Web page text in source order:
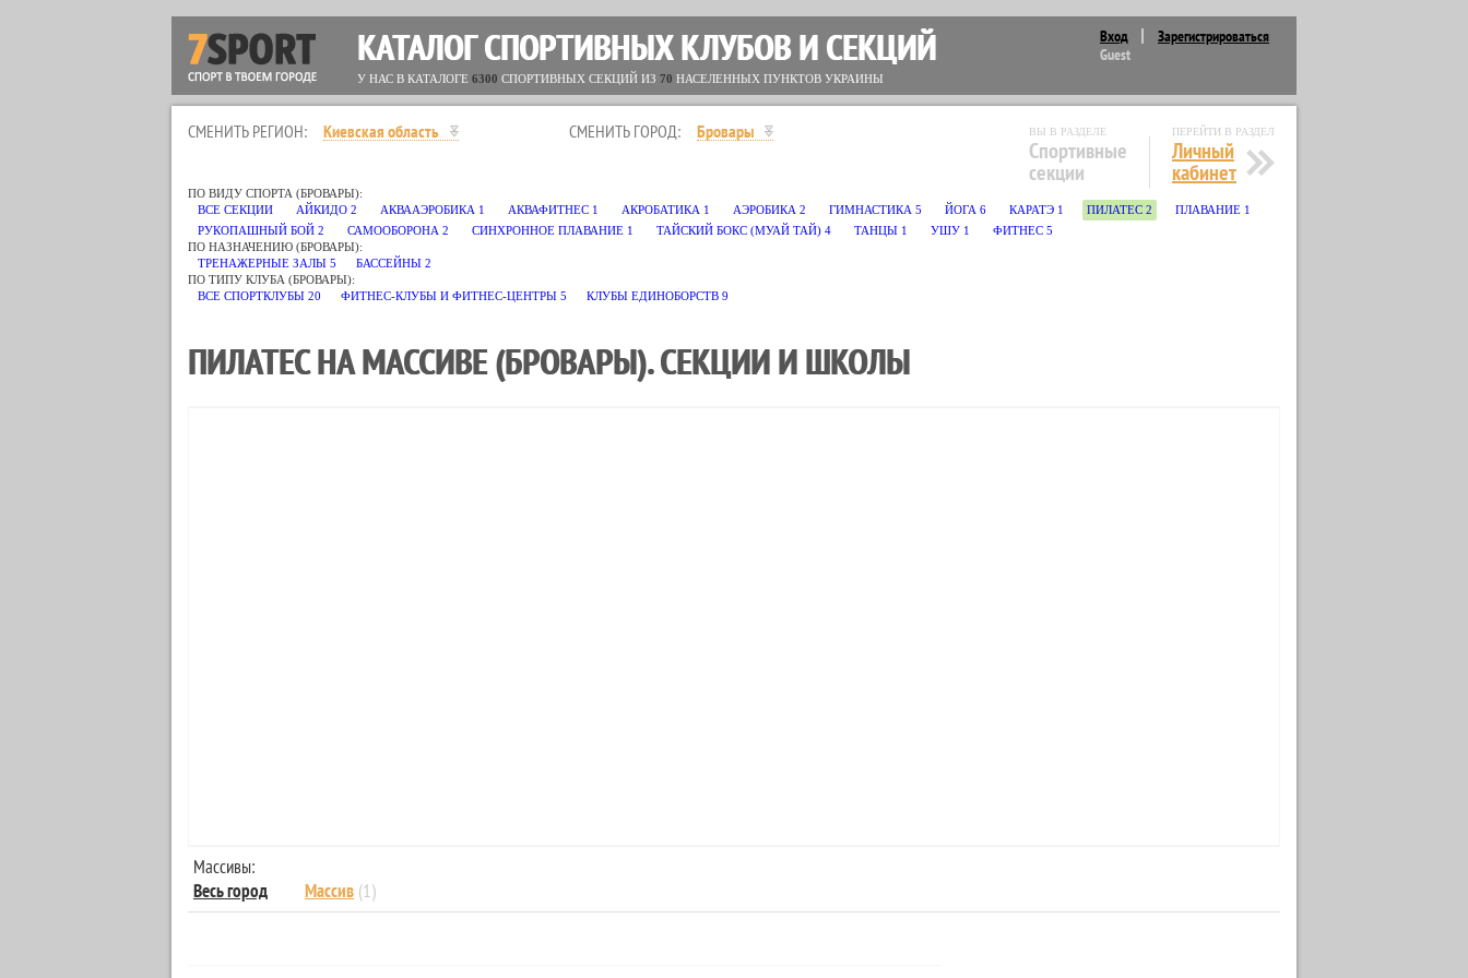
Вход
Зарегистрироваться
Guest
КАТАЛОГ СПОРТИВНЫХ КЛУБОВ И СЕКЦИЙ
У НАС В КАТАЛОГЕ 6300 СПОРТИВНЫХ СЕКЦИЙ ИЗ 70 НАСЕЛЕННЫХ ПУНКТОВ УКРАИНЫ
СМЕНИТЬ РЕГИОН: Киевская область СМЕНИТЬ ГОРОД: Бровары ВЫ В РАЗДЕЛЕ
Спортивные
секции
ПЕРЕЙТИ В РАЗДЕЛ
Личный
кабинет
ПО ВИДУ СПОРТА (БРОВАРЫ):
ВСЕ СЕКЦИИ
АЙКИДО 2 АКВААЭРОБИКА 1 АКВАФИТНЕС 1 АКРОБАТИКА 1 АЭРОБИКА 2 ГИМНАСТИКА 5 ЙОГА 6 КАРАТЭ 1 ПИЛАТЕС 2 ПЛАВАНИЕ 1
РУКОПАШНЫЙ БОЙ 2 САМООБОРОНА 2 СИНХРОННОЕ ПЛАВАНИЕ 1 ТАЙСКИЙ БОКС (МУАЙ ТАЙ) 4 ТАНЦЫ 1 УШУ 1 ФИТНЕС 5
ПО НАЗНАЧЕНИЮ (БРОВАРЫ):
ТРЕНАЖЕРНЫЕ ЗАЛЫ 5 БАССЕЙНЫ 2
ПО ТИПУ КЛУБА (БРОВАРЫ):
ВСЕ СПОРТКЛУБЫ 20 ФИТНЕС-КЛУБЫ И ФИТНЕС-ЦЕНТРЫ 5 КЛУБЫ ЕДИНОБОРСТВ 9
ПИЛАТЕС НА МАССИВЕ (БРОВАРЫ). СЕКЦИИ И ШКОЛЫ
Массивы:
Весь город
Массив (1)